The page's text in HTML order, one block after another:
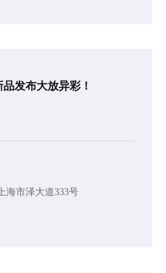
发布大放异彩！
海市泽大道333号